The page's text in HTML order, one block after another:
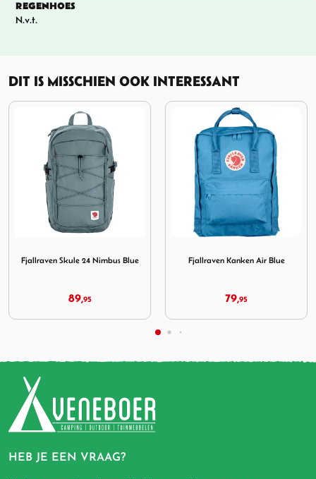
REGENHOES
N.v.t.
DIT IS MISSCHIEN OOK INTERESSANT
Fjallraven Kanken Air Blue
79,95
Fjallraven Abisko Softpack 16
119,
HEB JE EEN VRAAG?